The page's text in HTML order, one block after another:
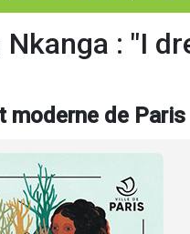
Nkanga : "I
moderne de Paris